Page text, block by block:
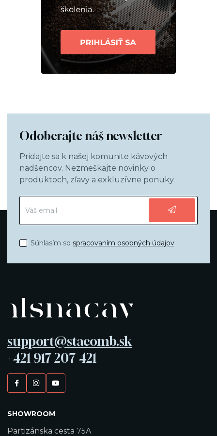
Odoberajte náš newsletter
Pridajte sa k našej komunite kávových
nadšencov. Nezmeškajte novinky o
produktoch, zľavy a exkluzívne ponuky.
Súhlasím so spracovaním osobných údajov
support@stacomb.sk
+421 917 207 421
SHOWROOM
Partizánska cesta 75A